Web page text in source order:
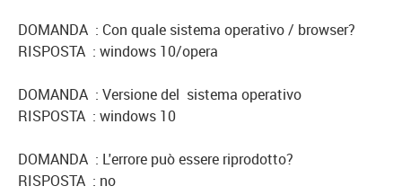
DOMANDA : Con quale sistema operativo / browser?
RISPOSTA : windows 10/opera
DOMANDA : Versione del sistema operativo
RISPOSTA : windows 10
DOMANDA : L'errore può essere riprodotto?
RISPOSTA : no